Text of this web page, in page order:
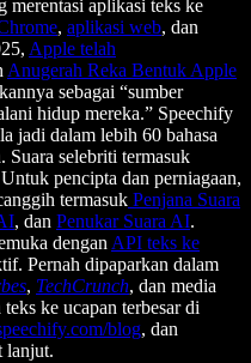
merentasi aplikasi teks ke
, aplikasi web, dan
Apple telah
Anugerah Reka Bentuk Apple
sebagai “sumber
hidup mereka.” Speechify
jadi dalam lebih 60 bahasa
Suara selebriti termasuk
pencipta dan perniagaan,
termasuk Penjana Suara
, dan Penukar Suara AI.
dengan API teks ke
Pernah dipaparkan dalam
, TechCrunch, dan media
ke ucapan terbesar di
blog, dan
lanjut.